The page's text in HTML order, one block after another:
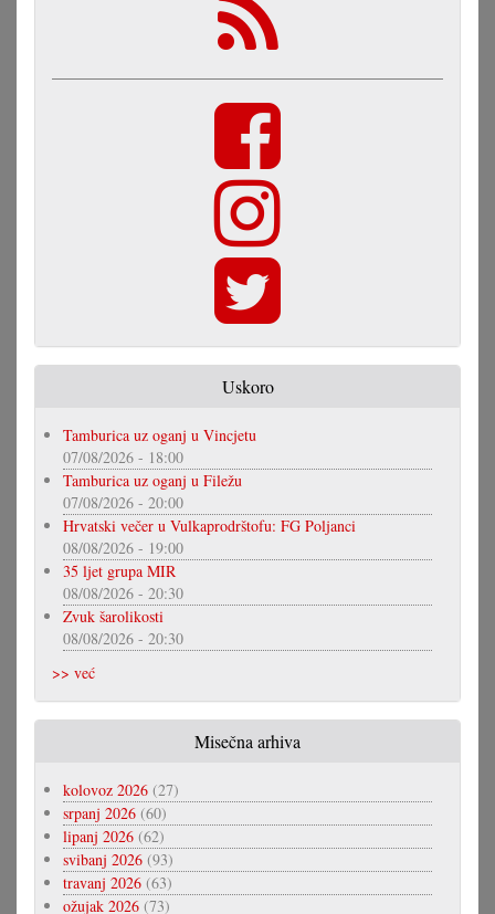
Uskoro
Tamburica uz oganj u Vincjetu
07/08/2026 - 18:00
Tamburica uz oganj u Filežu
07/08/2026 - 20:00
Hrvatski večer u Vulkaprodrštofu: FG Poljanci
08/08/2026 - 19:00
35 ljet grupa MIR
08/08/2026 - 20:30
Zvuk šarolikosti
08/08/2026 - 20:30
>> već
Misečna arhiva
kolovoz 2026 (27)
srpanj 2026 (60)
lipanj 2026 (62)
svibanj 2026 (93)
travanj 2026 (63)
ožujak 2026 (73)